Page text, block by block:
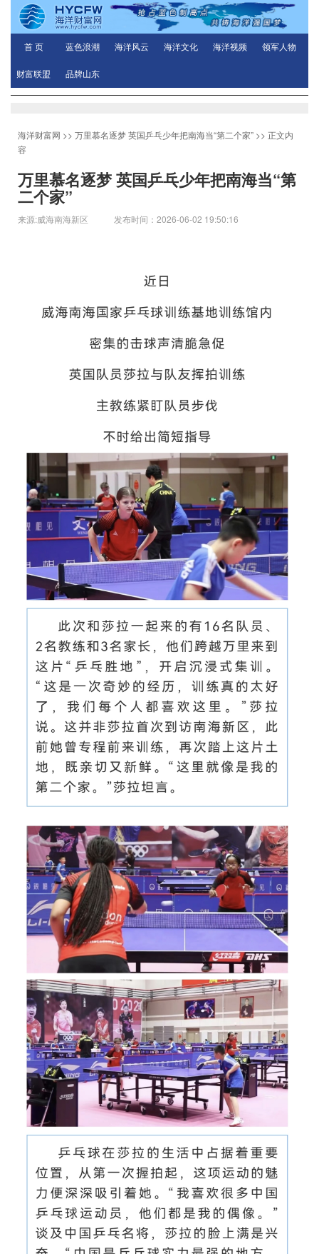
首 页 蓝色浪潮 海洋风云 海洋文化 海洋视频 领军人物
财富联盟 品牌山东
海洋财富网 >> 万里慕名逐梦 英国乒乓少年把南海当“第二个家” >> 正文内
容
万里慕名逐梦 英国乒乓少年把南海当“第
二个家”
来源:威海南海新区 发布时间：2026-06-02 19:50:16